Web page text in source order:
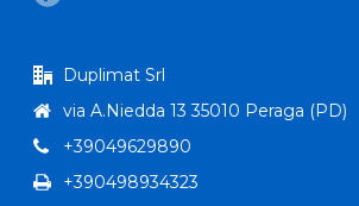
Duplimat Srl
via A.Niedda 13 35010 Peraga (PD)
+39049629890
+390498934323